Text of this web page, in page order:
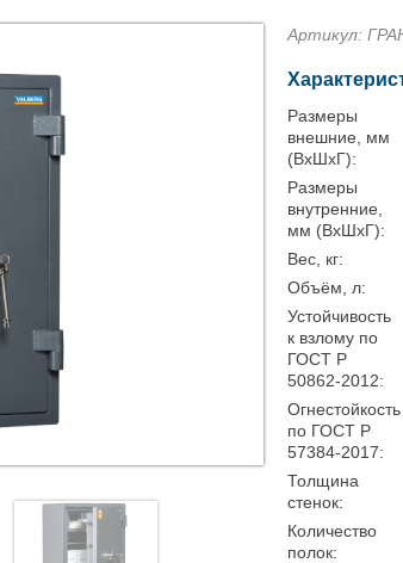
Артикул:
Размеры
внешние, мм
(ВхШхГ):
Размеры
внутренние,
мм (ВхШхГ):
Вес, кг:
Объём, л:
Устойчивость
к взлому по
ГОСТ Р
50862-2012:
Огнестойкость
по ГОСТ Р
57384-2017:
Толщина
стенок:
Количество
полок: